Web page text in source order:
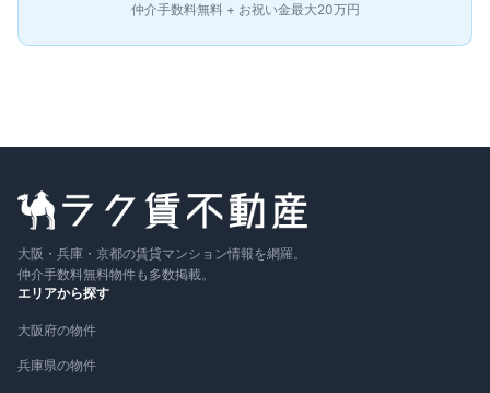
仲介手数料無料 + お祝い金最大20万円
大阪・兵庫・京都の賃貸マンション情報を網羅。
仲介手数料無料物件も多数掲載。
エリアから探す
大阪府の物件
兵庫県の物件